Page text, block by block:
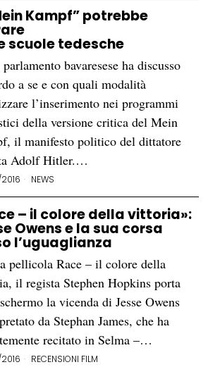
Kampf” potrebbe
scuole tedesche
bavaresese ha discusso
a se e con quali modalità
l’inserimento nei programmi
della versione critica del Mein
il manifesto politico del dittatore
Adolf Hitler.…
NEWS
– il colore della vittoria»:
Owens e la sua corsa
l’uguaglianza
pellicola Race – il colore della
il regista Stephen Hopkins porta
la vicenda di Jesse Owens
da Stephan James, che ha
recitato in Selma –…
RECENSIONI FILM